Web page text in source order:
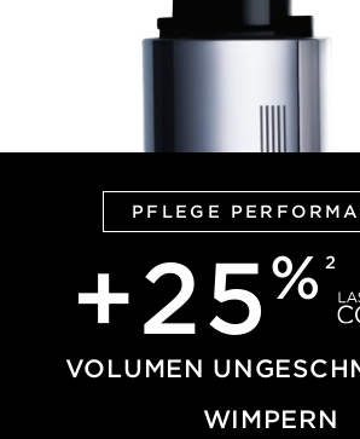
PFLEGE
+25% 2
VOLUMEN
WIMPERN